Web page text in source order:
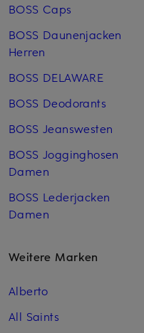
BOSS Caps
BOSS Daunenjacken
Herren
BOSS DELAWARE
BOSS Deodorants
BOSS Jeanswesten
BOSS Jogginghosen
Damen
BOSS Lederjacken
Damen
Weitere Marken
Alberto
All Saints